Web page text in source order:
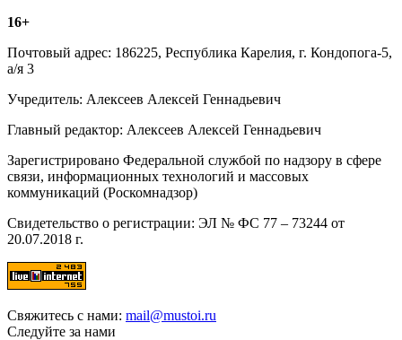
16+
Почтовый адрес: 186225, Республика Карелия, г. Кондопога-5,
а/я 3
Учредитель: Алексеев Алексей Геннадьевич
Главный редактор: Алексеев Алексей Геннадьевич
Зарегистрировано Федеральной службой по надзору в сфере
связи, информационных технологий и массовых
коммуникаций (Роскомнадзор)
Свидетельство о регистрации: ЭЛ № ФС 77 – 73244 от
20.07.2018 г.
Свяжитесь с нами: mail@mustoi.ru
Следуйте за нами